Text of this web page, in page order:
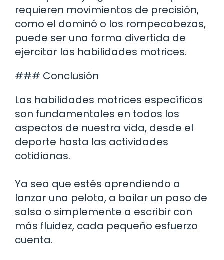
requieren movimientos de precisión,
como el dominó o los rompecabezas,
puede ser una forma divertida de
ejercitar las habilidades motrices.
### Conclusión
Las habilidades motrices específicas
son fundamentales en todos los
aspectos de nuestra vida, desde el
deporte hasta las actividades
cotidianas.
Ya sea que estés aprendiendo a
lanzar una pelota, a bailar un paso de
salsa o simplemente a escribir con
más fluidez, cada pequeño esfuerzo
cuenta.